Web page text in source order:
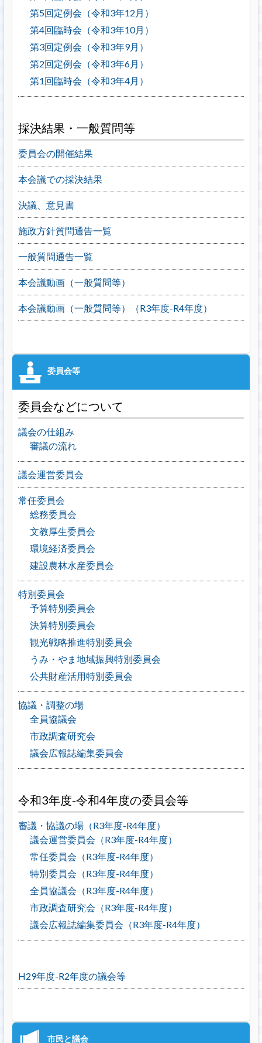
第5回定例会（令和3年12月）
第4回臨時会（令和3年10月）
第3回定例会（令和3年9月）
第2回定例会（令和3年6月）
第1回臨時会（令和3年4月）
採決結果・一般質問等
委員会の開催結果
本会議での採決結果
決議、意見書
施政方針質問通告一覧
一般質問通告一覧
本会議動画（一般質問等）
本会議動画（一般質問等）（R3年度-R4年度）
委員会などについて
議会の仕組み
審議の流れ
議会運営委員会
常任委員会
総務委員会
文教厚生委員会
環境経済委員会
建設農林水産委員会
特別委員会
予算特別委員会
決算特別委員会
観光戦略推進特別委員会
うみ・やま地域振興特別委員会
公共財産活用特別委員会
協議・調整の場
全員協議会
市政調査研究会
議会広報誌編集委員会
令和3年度-令和4年度の委員会等
審議・協議の場（R3年度-R4年度）
議会運営委員会（R3年度-R4年度）
常任委員会（R3年度-R4年度）
特別委員会（R3年度-R4年度）
全員協議会（R3年度-R4年度）
市政調査研究会（R3年度-R4年度）
議会広報誌編集委員会（R3年度-R4年度）
H29年度-R2年度の議会等